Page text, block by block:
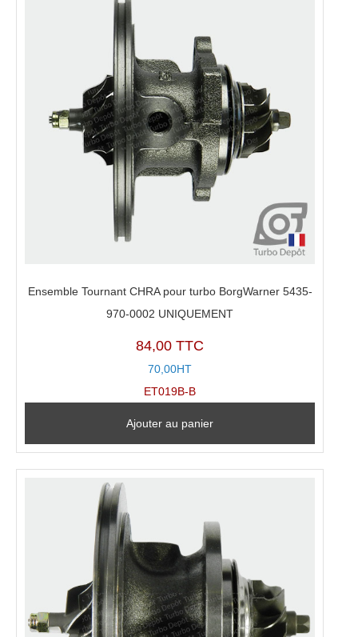
Ensemble Tournant CHRA pour turbo BorgWarner 5435-
970-0002 UNIQUEMENT
84,00 TTC
70,00HT
ET019B-B
Ajouter au panier